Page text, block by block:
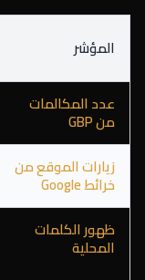
المؤشر
عدد المكالمات
من GBP
زيارات الموقع من
خرائط Google
ظهور الكلمات
المحلية